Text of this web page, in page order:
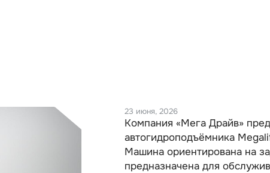
23 июня, 2026
Компания «Мега Драйв»
автогидроподъёмника
Машина ориентирована на
предназначена для